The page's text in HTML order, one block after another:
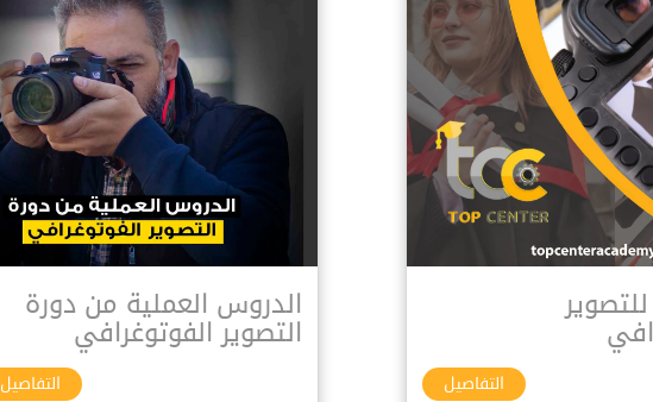
التفاصيل
الدروس العملية من دورة
التصوير الفوتوغرافي
التفاصيل